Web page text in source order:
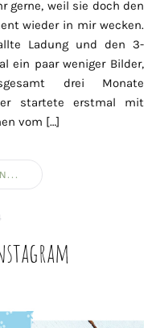
gerne, weil sie doch den
wieder in mir wecken.
Ladung und den 3-
ein paar weniger Bilder,
drei Monate
startete erstmal mit
vom […]